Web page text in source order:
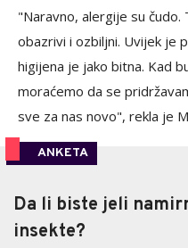
"Naravno, alergije su
obazrivi i ozbiljni. Uvijek je
higijena je jako bitna. Kad
moraćemo da se
sve za nas novo", rekla je
ANKETA
Da li biste jeli
Da li biste jeli
insekte?